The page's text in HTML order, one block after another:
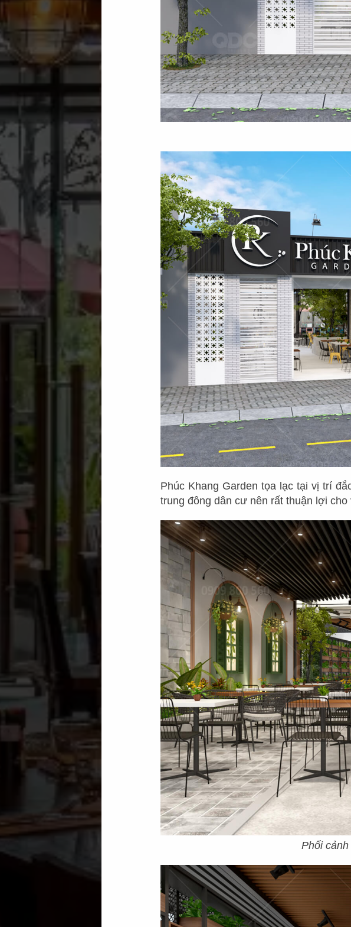
Phúc Khang Garden tọa lạc tại vị trí
trung đông dân cư nên rất thuận lợi cho
Phối